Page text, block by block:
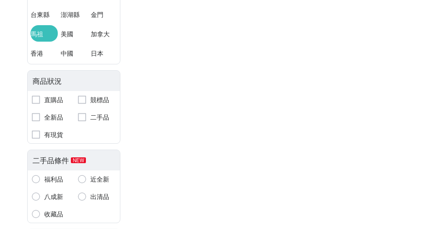
台東縣 澎湖縣 金門
馬祖 美國 加拿大
香港 中國 日本
商品狀況
直購品
競標品
全新品
二手品
有現貨
二手品條件 NEW
福利品
近全新
八成新
出清品
收藏品